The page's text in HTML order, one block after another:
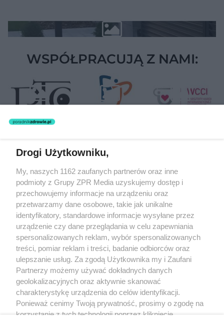
WSPÓŁPRACUJĄ Z NAMI:
rozpowszechniany lub dalej rozpowszechniany w jakikolwiek sposób
(w tym także elektroniczny lub mechaniczny) na jakimkolwiek polu
eksploatacji w jakiejkolwiek formie, włącznie z umieszczaniem w
Internecie bez pisemnej zgody właściciela praw. Jakiekolwiek użycie
lub wykorzystanie utworów w całości lub w części z naruszeniem
prawa, tzn. bez właściwej zgody, jest zabronione pod groźbą kary i
może być ścigane prawnie.
O nas
Informacje prawne
Drogi Użytkowniku,
My, naszych 1162 zaufanych partnerów oraz inne
podmioty z Grupy ZPR Media uzyskujemy dostęp i
przechowujemy informacje na urządzeniu oraz
przetwarzamy dane osobowe, takie jak unikalne
identyfikatory, standardowe informacje wysyłane przez
urządzenie czy dane przeglądania w celu zapewniania
spersonalizowanych reklam, wybór spersonalizowanych
treści, pomiar reklam i treści, badanie odbiorców oraz
ulepszanie usług. Za zgodą Użytkownika my i Zaufani
Partnerzy możemy używać dokładnych danych
geolokalizacyjnych oraz aktywnie skanować
charakterystykę urządzenia do celów identyfikacji.
Ponieważ cenimy Twoją prywatność, prosimy o zgodę na
korzystanie z tych technologii poprzez kliknięcie